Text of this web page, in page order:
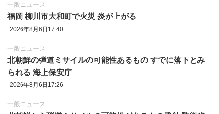
一般ニュース
福岡 柳川市大和町で火災 炎が上がる
2026年8月6日17:40
一般ニュース
北朝鮮の弾道ミサイルの可能性あるもの すでに落下とみ
られる 海上保安庁
2026年8月6日17:26
一般ニュース